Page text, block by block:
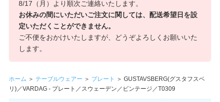
8/17（月）より順次ご連絡いたします。
お休みの間にいただいご注文に関しては、配送希望日を設
定いただくことができません。
ご不便をおかけいたしますが、どうぞよろしくお願いいた
します。
ホーム ＞ テーブルウェアー ＞ プレート ＞ GUSTAVSBERG(グスタフスベ
リ)／VARDAG - プレート／スウェーデン／ビンテージ／T0309